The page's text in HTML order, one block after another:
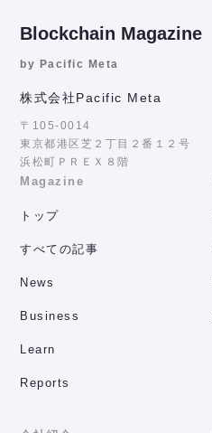
Blockchain Magazine
by Pacific Meta
株式会社Pacific Meta
〒105-0014
東京都港区芝２丁目２番１２号
浜松町ＰＲＥＸ８階
Magazine
トップ
すべての記事
News
Business
Learn
Reports